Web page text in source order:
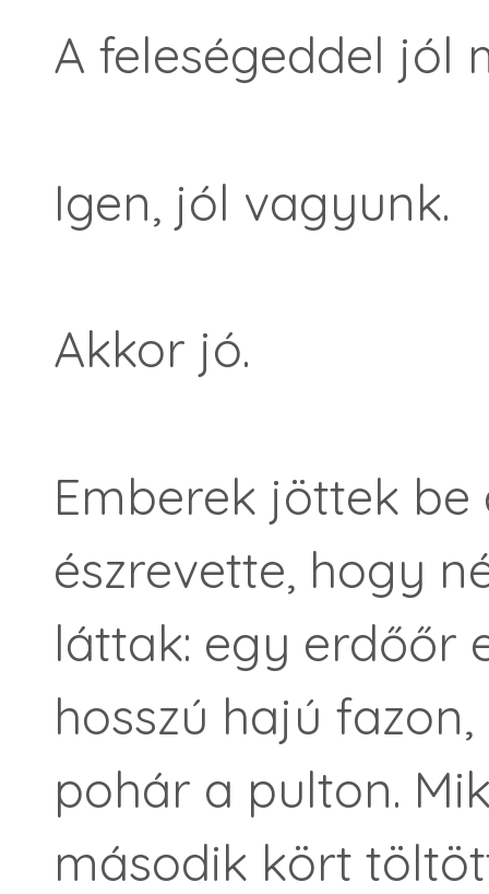
A feleségeddel jól
Igen, jól vagyunk.
Akkor jó.
Emberek jöttek
észrevette, hogy
láttak: egy erdőőr
hosszú hajú
pohár a pulton.
második kört